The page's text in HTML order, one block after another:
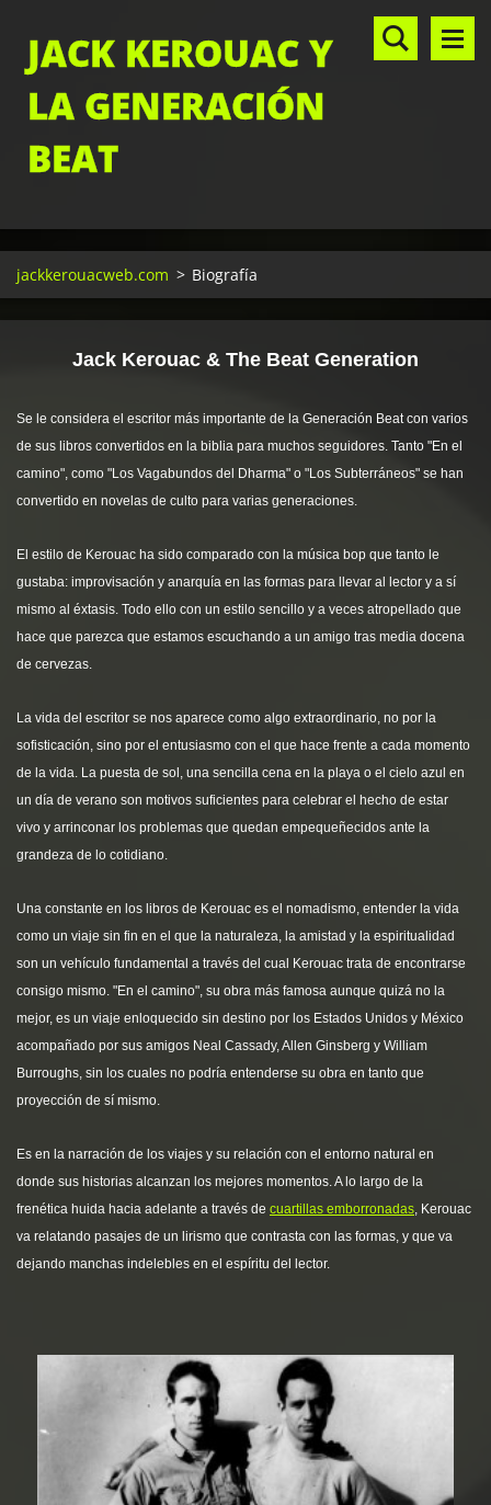
JACK KEROUAC Y
LA GENERACIÓN
BEAT
jackkerouacweb.com > Biografía
Jack Kerouac & The Beat Generation
Se le considera el escritor más importante de la Generación Beat con varios
de sus libros convertidos en la biblia para muchos seguidores. Tanto "En el
camino", como "Los Vagabundos del Dharma" o "Los Subterráneos" se han
convertido en novelas de culto para varias generaciones.
El estilo de Kerouac ha sido comparado con la música bop que tanto le
gustaba: improvisación y anarquía en las formas para llevar al lector y a sí
mismo al éxtasis. Todo ello con un estilo sencillo y a veces atropellado que
hace que parezca que estamos escuchando a un amigo tras media docena
de cervezas.
La vida del escritor se nos aparece como algo extraordinario, no por la
sofisticación, sino por el entusiasmo con el que hace frente a cada momento
de la vida. La puesta de sol, una sencilla cena en la playa o el cielo azul en
un día de verano son motivos suficientes para celebrar el hecho de estar
vivo y arrinconar los problemas que quedan empequeñecidos ante la
grandeza de lo cotidiano.
Una constante en los libros de Kerouac es el nomadismo, entender la vida
como un viaje sin fin en el que la naturaleza, la amistad y la espiritualidad
son un vehículo fundamental a través del cual Kerouac trata de encontrarse
consigo mismo. "En el camino", su obra más famosa aunque quizá no la
mejor, es un viaje enloquecido sin destino por los Estados Unidos y México
acompañado por sus amigos Neal Cassady, Allen Ginsberg y William
Burroughs, sin los cuales no podría entenderse su obra en tanto que
proyección de sí mismo.
Es en la narración de los viajes y su relación con el entorno natural en
donde sus historias alcanzan los mejores momentos. A lo largo de la
frenética huida hacia adelante a través de cuartillas emborronadas, Kerouac
va relatando pasajes de un lirismo que contrasta con las formas, y que va
dejando manchas indelebles en el espíritu del lector.